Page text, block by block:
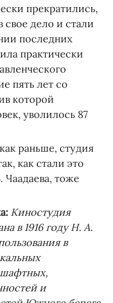
прекратились,
дело и стали
последних
практически
пять лет со
которой
уволилось 87
раньше, студия
как стали это
Чаадаева, тоже
Киностудия
в 1916 году Н. А.
в
и